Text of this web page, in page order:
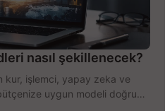
nasıl şekillenecek?
işlemci, yapay zeka ve
uygun modeli doğru